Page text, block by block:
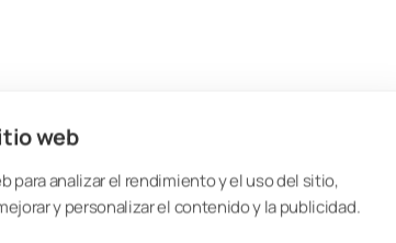
web
para analizar el rendimiento y el uso del sitio,
y personalizar el contenido y la publicidad.
la calidad de vida de los tuyos. Durante
las calderas y otras formas de
Sin embargo, es importante tener en
de climatización.